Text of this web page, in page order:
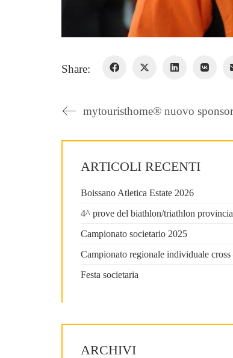
Share:
mytouristhome® nuovo sponsor
ARTICOLI RECENTI
Boissano Atletica Estate 2026
4^ prove del biathlon/triathlon
Campionato societario 2025
Campionato regionale individuale cross
Festa societaria
ARCHIVI